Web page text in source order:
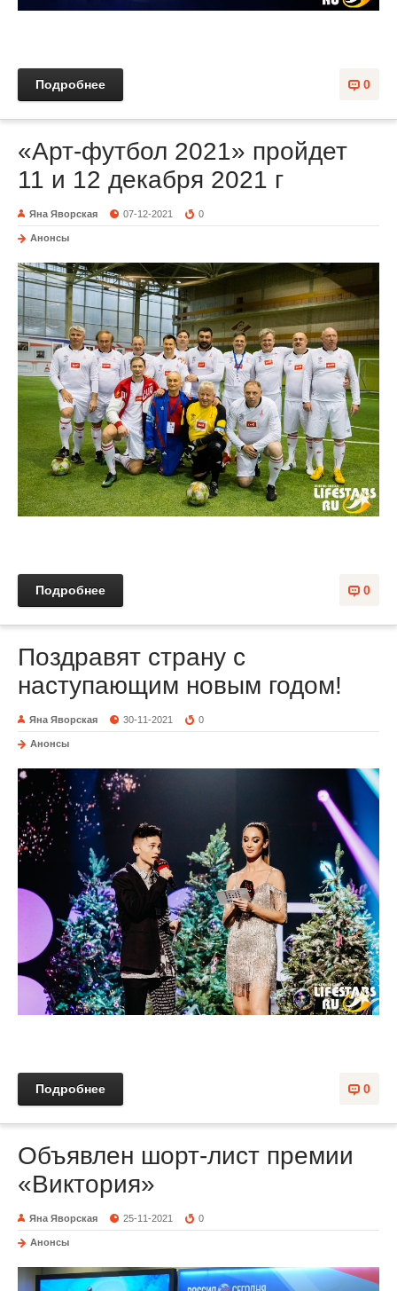
0
Подробнее
«Арт-футбол 2021» пройдет
11 и 12 декабря 2021 г
Яна Яворская 07-12-2021 0
Анонсы
0
Подробнее
Поздравят страну с
наступающим новым годом!
Яна Яворская 30-11-2021 0
Анонсы
0
Подробнее
Объявлен шорт-лист премии
«Виктория»
Яна Яворская 25-11-2021 0
Анонсы